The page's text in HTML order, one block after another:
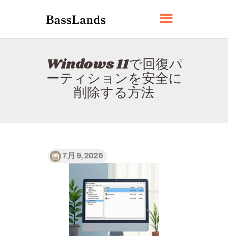
Windows 11で回復パ
ーティションを安全に
削除する方法
BASSLANDS
ホーム
BASSLANDSについて
お問い合わせ
7月 9, 2026